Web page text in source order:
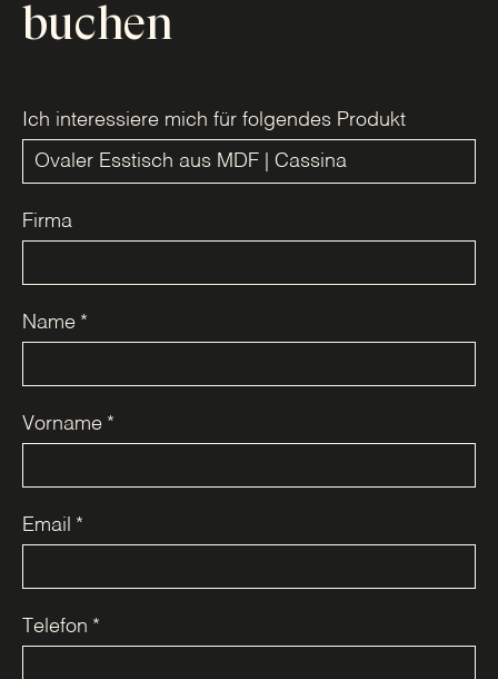
buchen
Ich interessiere mich für folgendes Produkt
Firma
Name *
Vorname *
Email *
Telefon *